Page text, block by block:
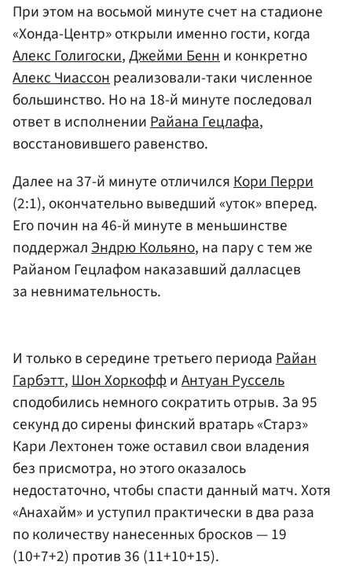
При этом на восьмой минуте счет на стадионе
«Хонда-Центр» открыли именно гости, когда
Алекс Голигоски,Джейми Бенни конкретно
Алекс Чиассонреализовали-таки численное
большинство. Но на 18-й минуте последовал
ответ в исполненииРайана Гецлафа,
восстановившего равенство.
Далее на 37-й минуте отличилсяКори Перри
(2:1), окончательно выведший «уток» вперед.
Его почин на 46-й минуте в меньшинстве
поддержалЭндрю Кольяно, на пару с тем же
Райаном Гецлафом наказавший далласцев
за невнимательность.
И только в середине третьего периодаРайан
Гарбэтт,Шон ХоркоффиАнтуан Руссель
сподобились немного сократить отрыв. За 95
секунд до сирены финский вратарь «Старз»
Кари Лехтонен тоже оставил свои владения
без присмотра, но этого оказалось
недостаточно, чтобы спасти данный матч. Хотя
«Анахайм» и уступил практически в два раза
по количеству нанесенных бросков — 19
(10+7+2) против 36 (11+10+15).